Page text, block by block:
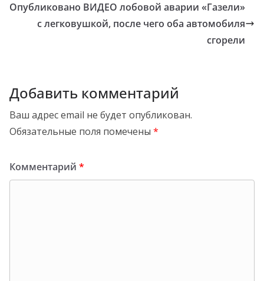
Опубликовано ВИДЕО лобовой аварии «Газели»
с легковушкой, после чего оба автомобиля
сгорели
Добавить комментарий
Ваш адрес email не будет опубликован.
Обязательные поля помечены *
Комментарий *